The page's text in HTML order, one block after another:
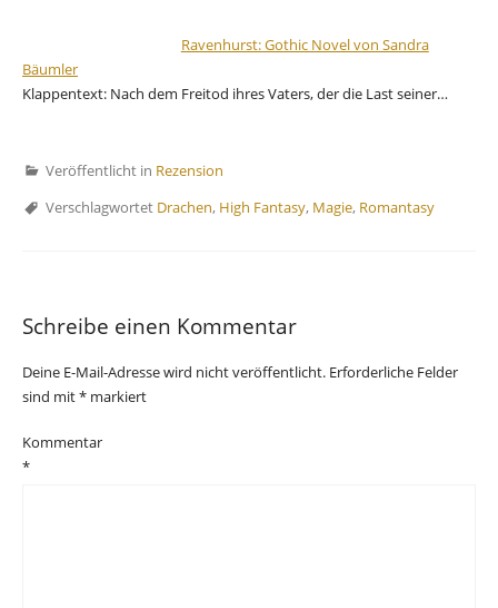
Ravenhurst: Gothic Novel von Sandra
Bäumler
Klappentext: Nach dem Freitod ihres Vaters, der die Last seiner…
Veröffentlicht in Rezension
Verschlagwortet Drachen, High Fantasy, Magie, Romantasy
Schreibe einen Kommentar
Deine E-Mail-Adresse wird nicht veröffentlicht. Erforderliche Felder
sind mit* markiert
Kommentar
*